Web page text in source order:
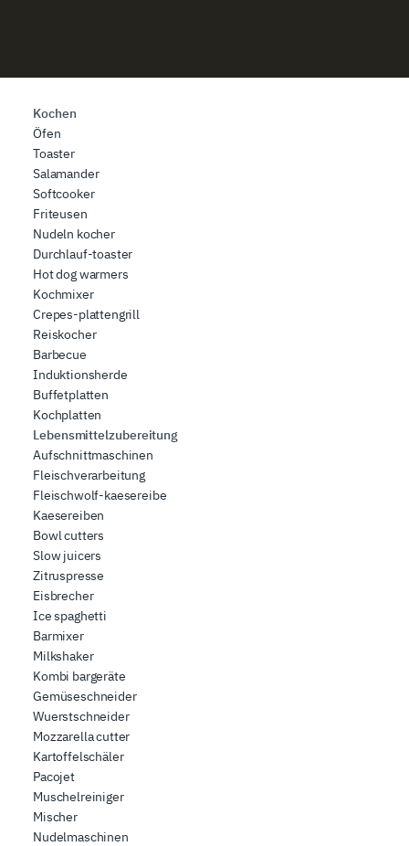
Kochen
Öfen
Toaster
Salamander
Softcooker
Friteusen
Nudeln kocher
Durchlauf-toaster
Hot dog warmers
Kochmixer
Crepes-plattengrill
Reiskocher
Barbecue
Induktionsherde
Buffetplatten
Kochplatten
Lebensmittelzubereitung
Aufschnittmaschinen
Fleischverarbeitung
Fleischwolf-kaesereibe
Kaesereiben
Bowl cutters
Slow juicers
Zitruspresse
Eisbrecher
Ice spaghetti
Barmixer
Milkshaker
Kombi bargeräte
Gemüseschneider
Wuerstschneider
Mozzarella cutter
Kartoffelschäler
Pacojet
Muschelreiniger
Mischer
Nudelmaschinen